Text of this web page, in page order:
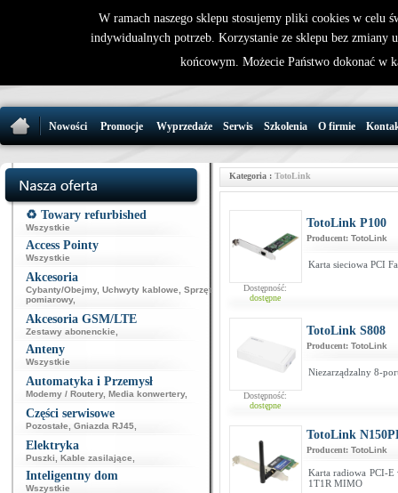
32 721 86
Nowości Promocje Wyprzedaże Serwis Szkolenia O firmie
♻️ Towary refurbished
Wszystkie
Access Pointy
Wszystkie
Akcesoria
Cybanty/Obejmy, Uchwyty kablowe
Sprzęt
pomiarowy,
Akcesoria GSM/LTE
Zestawy abonenckie
Anteny
Wszystkie
Automatyka i Przemysł
Modemy / Routery, Media konwertery,
Części serwisowe
Pozostałe Gniazda RJ45
Elektryka
Puszki Kable zasilające
Inteligentny dom
Wszystkie
Kategoria : TotoLink
Dostępność:
dostępne
TotoLink P100
Producent: TotoLink
Karta sieciowa PCI
Dostępność:
dostępne
TotoLink S808
Producent: TotoLink
Niezarządzalny 8-
TotoLink
Producent: TotoLink
Karta radiowa PCI-E
1T1R MIMO
W ramach naszego sklepu stosujemy pliki cookies w celu
indywidualnych potrzeb. Korzystanie ze sklepu bez zmiany
końcowym. Możecie Państwo dokonać w